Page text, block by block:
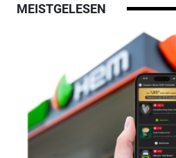
MEISTGELESEN